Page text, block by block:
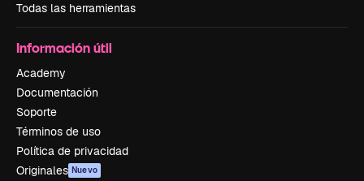
Todas las herramientas
Información útil
Academy
Documentación
Soporte
Términos de uso
Política de privacidad
Originales Nuevo